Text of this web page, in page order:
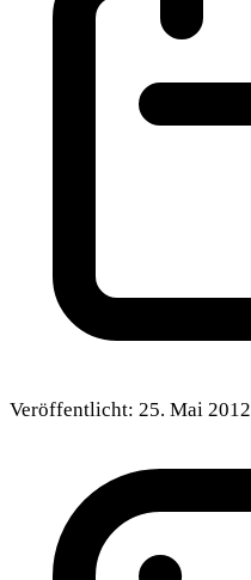
Veröffentlicht: 25. Mai 2012